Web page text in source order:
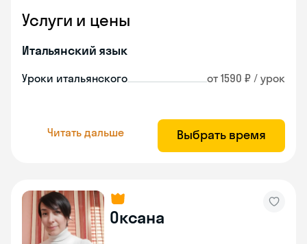
Услуги и цены
Итальянский язык
Уроки итальянского от 1590 ₽ / урок
Читать дальше Выбрать время
Оксана